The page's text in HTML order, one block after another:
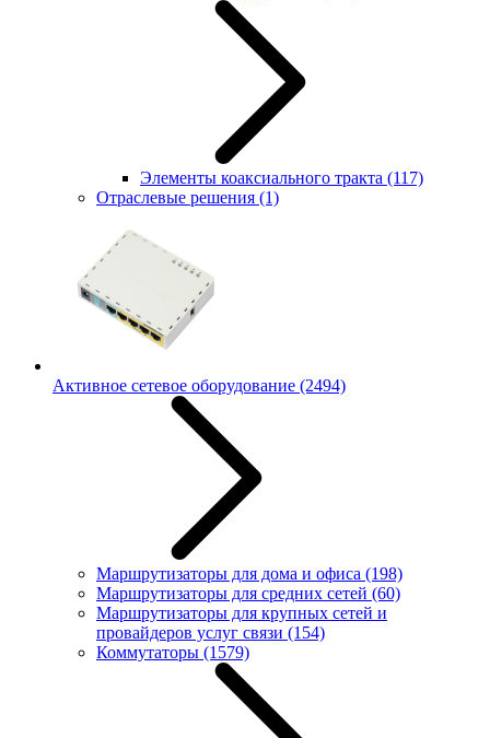
Элементы коаксиального тракта (117)
Отраслевые решения (1)
Активное сетевое оборудование (2494)
Маршрутизаторы для дома и офиса (198)
Маршрутизаторы для средних сетей (60)
Маршрутизаторы для крупных сетей и
провайдеров услуг связи (154)
Коммутаторы (1579)